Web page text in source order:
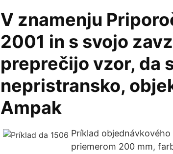
V znamenju
2001 in s svojo
preprečijo vzor, da
nepristransko,
Ampak
Príklad
priemerom 200 mm,